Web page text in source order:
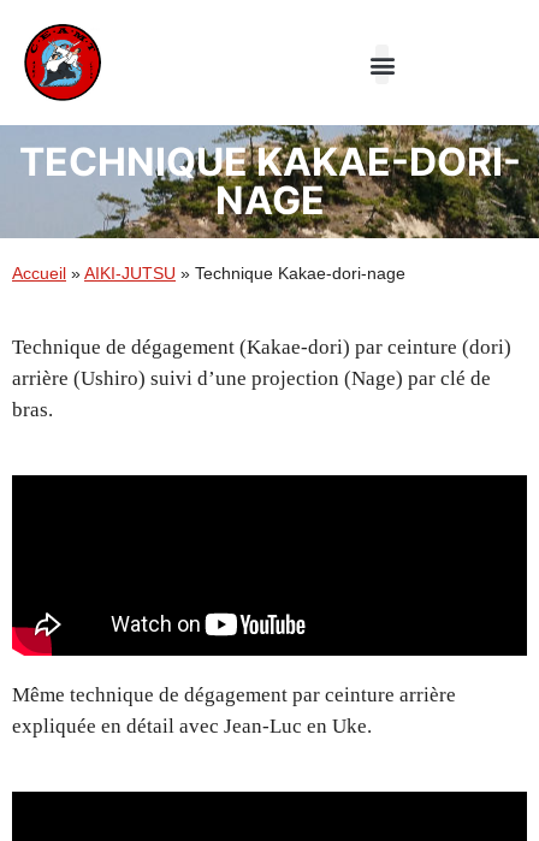
TECHNIQUE KAKAE-DORI-
NAGE
Accueil »AIKI-JUTSU » Technique Kakae-dori-nage
Technique de dégagement (Kakae-dori) par ceinture (dori)
arrière (Ushiro) suivi d’une projection (Nage) par clé de
bras.
Même technique de dégagement par ceinture arrière
expliquée en détail avec Jean-Luc en Uke.